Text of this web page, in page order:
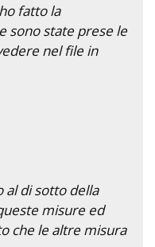
fatto la
sono state prese le
nel file in
al di sotto della
misure ed
che le altre misura